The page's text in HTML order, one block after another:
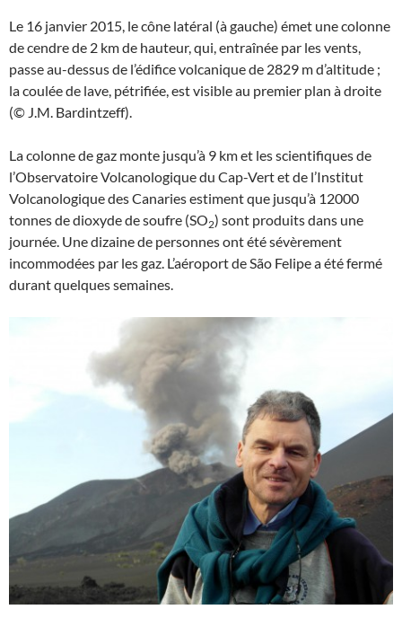
Le 16 janvier 2015, le cône latéral (à gauche) émet une colonne
de cendre de 2 km de hauteur, qui, entraînée par les vents,
passe au-dessus de l’édifice volcanique de 2829 m d’altitude ;
la coulée de lave, pétrifiée, est visible au premier plan à droite
(© J.M. Bardintzeff).
La colonne de gaz monte jusqu’à 9 km et les scientifiques de
l’Observatoire Volcanologique du Cap-Vert et de l’Institut
Volcanologique des Canaries estiment que jusqu’à 12000
tonnes de dioxyde de soufre (SO2) sont produits dans une
journée. Une dizaine de personnes ont été sévèrement
incommodées par les gaz. L’aéroport de São Felipe a été fermé
durant quelques semaines.